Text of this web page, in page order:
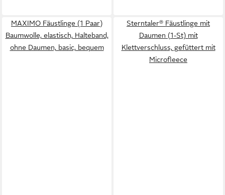
MAXIMO Fäustlinge (1 Paar)
Baumwolle, elastisch, Halteband,
ohne Daumen, basic, bequem
Sterntaler® Fäustlinge mit
Daumen (1-St) mit
Klettverschluss, gefüttert mit
Microfleece